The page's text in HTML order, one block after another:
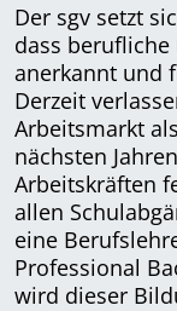
Der sgv setzt
dass
anerkannt und
Derzeit
Arbeitsmarkt
nächsten
Arbeitskräften
allen
eine
Professional
wird dieser